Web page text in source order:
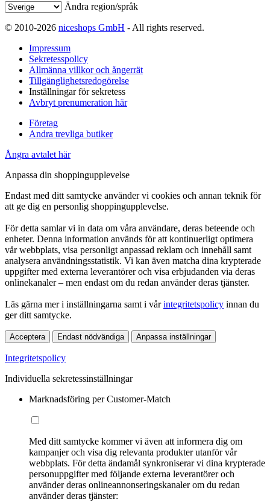
Ändra region/språk
© 2010-2026 niceshops GmbH - All rights reserved.
Impressum
Sekretesspolicy
Allmänna villkor och ångerrät
Tillgänglighetsredogörelse
Inställningar för sekretess
Avbryt prenumeration här
Företag
Andra trevliga butiker
Ångra avtalet här
Anpassa din shoppingupplevelse
Endast med ditt samtycke använder vi cookies och annan teknik för
att ge dig en personlig shoppingupplevelse.
För detta samlar vi in data om våra användare, deras beteende och
enheter. Denna information används för att kontinuerligt optimera
vår webbplats, visa personligt anpassad reklam och innehåll samt
analysera användningsstatistik. Vi kan även matcha dina krypterade
uppgifter med externa leverantörer och visa erbjudanden via deras
onlinekanaler – men endast om du redan använder deras tjänster.
Läs gärna mer i inställningarna samt i vårintegritetspolicy innan du
ger ditt samtycke.
Acceptera Endast nödvändiga Anpassa inställningar
Integritetspolicy
Individuella sekretessinställningar
Marknadsföring per Customer-Match
Med ditt samtycke kommer vi även att informera dig om
kampanjer och visa dig relevanta produkter utanför vår
webbplats. För detta ändamål synkroniserar vi dina krypterade
personuppgifter med följande externa leverantörer och
använder deras onlineannonseringskanaler om du redan
använder deras tjänster: